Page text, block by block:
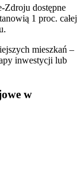
Zdroju dostępne
1 proc. całej
mieszkań –
inwestycji lub
w